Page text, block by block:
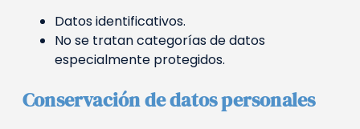
Datos identificativos.
No se tratan categorías de datos
especialmente protegidos.
Conservación de datos personales